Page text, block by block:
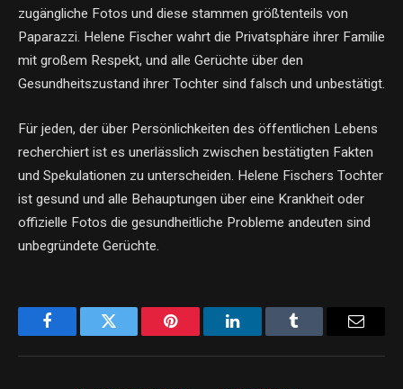
zugängliche Fotos und diese stammen größtenteils von
Paparazzi. Helene Fischer wahrt die Privatsphäre ihrer Familie
mit großem Respekt, und alle Gerüchte über den
Gesundheitszustand ihrer Tochter sind falsch und unbestätigt.
Für jeden, der über Persönlichkeiten des öffentlichen Lebens
recherchiert ist es unerlässlich zwischen bestätigten Fakten
und Spekulationen zu unterscheiden. Helene Fischers Tochter
ist gesund und alle Behauptungen über eine Krankheit oder
offizielle Fotos die gesundheitliche Probleme andeuten sind
unbegründete Gerüchte.
FacebookTwitter Pinterest LinkedInTumblr